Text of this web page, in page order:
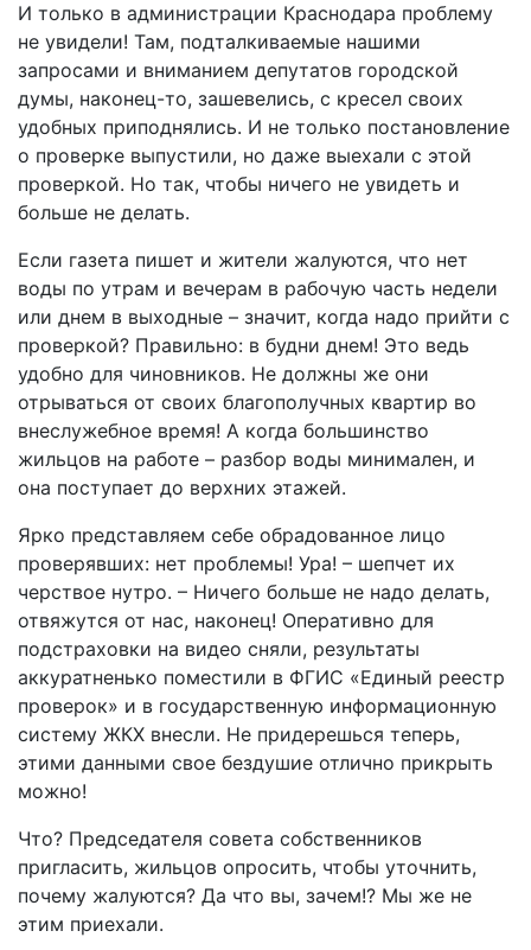
И только в администрации Краснодара проблему
не увидели! Там, подталкиваемые нашими
запросами и вниманием депутатов городской
думы, наконец-то, зашевелись, с кресел своих
удобных приподнялись. И не только постановление
о проверке выпустили, но даже выехали с этой
проверкой. Но так, чтобы ничего не увидеть и
больше не делать.
Если газета пишет и жители жалуются, что нет
воды по утрам и вечерам в рабочую часть недели
или днем в выходные – значит, когда надо прийти с
проверкой? Правильно: в будни днем! Это ведь
удобно для чиновников. Не должны же они
отрываться от своих благополучных квартир во
внеслужебное время! А когда большинство
жильцов на работе – разбор воды минимален, и
она поступает до верхних этажей.
Ярко представляем себе обрадованное лицо
проверявших: нет проблемы! Ура! – шепчет их
черствое нутро. – Ничего больше не надо делать,
отвяжутся от нас, наконец! Оперативно для
подстраховки на видео сняли, результаты
аккуратненько поместили в ФГИС «Единый реестр
проверок» и в государственную информационную
систему ЖКХ внесли. Не придерешься теперь,
этими данными свое бездушие отлично прикрыть
можно!
Что? Председателя совета собственников
пригласить, жильцов опросить, чтобы уточнить,
почему жалуются? Да что вы, зачем!? Мы же не
этим приехали.